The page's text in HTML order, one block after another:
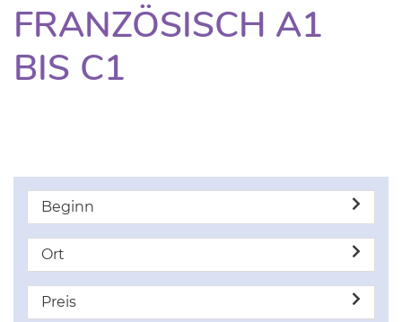
FRANZÖSISCH A1
BIS C1
Beginn
Ort
Preis